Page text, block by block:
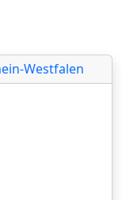
Westfalen